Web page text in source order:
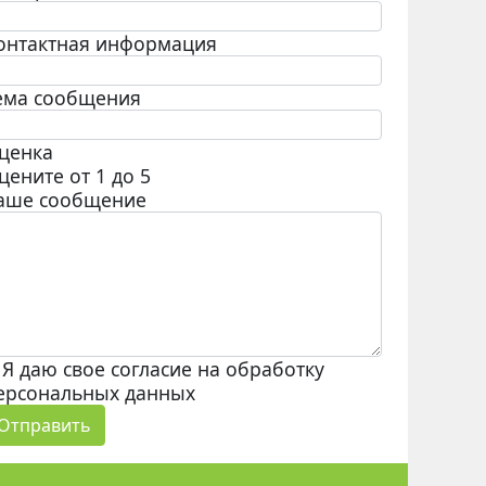
информация
сообщения
от 1 до 5
сообщение
Я даю свое согласие на обработку
данных